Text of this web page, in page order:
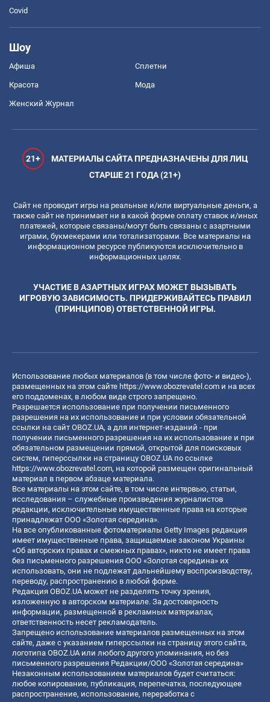
Covid
Шоу
Афиша Сплетни
Красота Мода
Женский Журнал
21+
МАТЕРИАЛЫ САЙТА ПРЕДНАЗНАЧЕНЫ ДЛЯ ЛИЦ
СТАРШЕ 21 ГОДА (21+)
Сайт не проводит игры на реальные и/или виртуальные деньги, а
также сайт не принимает ни в какой форме оплату ставок и/иных
платежей, которые связаны/могут быть связаны с азартными
играми, букмекерами или тотализаторами. Все материалы на
информационном ресурсе публикуются исключительно в
информационных целях.
УЧАСТИЕ В АЗАРТНЫХ ИГРАХ МОЖЕТ ВЫЗЫВАТЬ
ИГРОВУЮ ЗАВИСИМОСТЬ. ПРИДЕРЖИВАЙТЕСЬ ПРАВИЛ
(ПРИНЦИПОВ) ОТВЕТСТВЕННОЙ ИГРЫ.
Использование любых материалов (в том числе фото- и видео-),
размещенных на этом сайте https://www.obozrevatel.com и на всех
его поддоменах, в любом виде строго запрещено.
Разрешается использование при получении письменного
разрешения на их использование и при условии обязательной
ссылки на сайт OBOZ.UA, а для интернет-изданий - при
получении письменного разрешения на их использование и при
обязательном размещении прямой, открытой для поисковых
систем, гиперссылки на страницу OBOZ.UA по ссылке
https://www.obozrevatel.com, на которой размещен оригинальный
материал в первом абзаце материала.
Все материалы на этом сайте, в том числе интервью, статьи,
исследования – служебные произведения журналистов
редакции, исключительные имущественные права на которые
принадлежат ООО «Золотая середина».
На все опубликованные фотоматериалы Getty Images редакция
имеет имущественные права, защищаемые законом Украины
«Об авторских правах и смежных правах», никто не имеет права
без письменного разрешения ООО «Золотая середина» их
использовать, они не подлежат дальнейшему воспроизводству,
переводу, распространению в любой форме.
Редакция OBOZ.UA может не разделять точку зрения,
изложенную в авторском материале. За достоверность
информации, размещенной в рекламных материалах,
ответственность несет рекламодатель.
Запрещено использование материалов размещенных на этом
сайте, даже с указанием гиперссылки на страницу этого сайта,
логотипа OBOZ.UA или любого другого упоминания, но без
письменного разрешения Редакции/ООО «Золотая середина»
Незаконным использованием материалов будет считаться:
любое копирование, публикация, перепечатка, последующее
распространение, использование, переработка с